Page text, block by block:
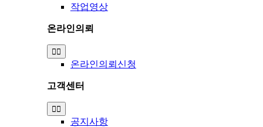
작업영상
온라인의뢰
Toggle
Navigation
온라인의뢰신청
고객센터
Toggle
Navigation
공지사항